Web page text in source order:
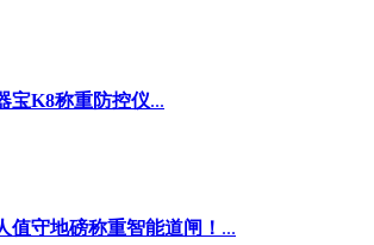
宝K8称重防控仪...
值守地磅称重智能道闸！ ...